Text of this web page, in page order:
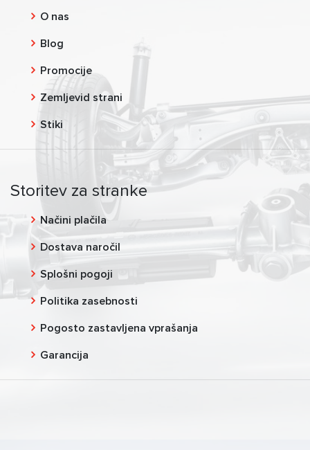
O nas
Blog
Promocije
Zemljevid strani
Stiki
Storitev za stranke
Načini plačila
Dostava naročil
Splošni pogoji
Politika zasebnosti
Pogosto zastavljena vprašanja
Garancija